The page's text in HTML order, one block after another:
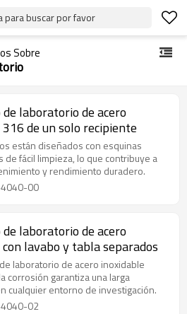
para buscar por favor
Sobre
laboratorio de acero
de un solo recipiente
están diseñados con esquinas
de fácil limpieza, lo que contribuye a
y rendimiento duradero.
00
laboratorio de acero
lavabo y tabla separados
laboratorio de acero inoxidable
corrosión garantiza una larga
cualquier entorno de investigación.
02